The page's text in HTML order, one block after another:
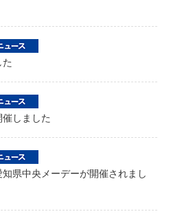
しました
県中央メーデーが開催されまし